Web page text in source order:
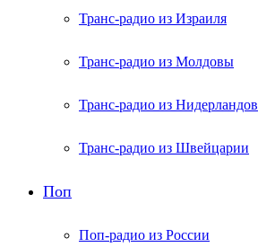
Транс-радио из Израиля
Транс-радио из Молдовы
Транс-радио из Нидерландов
Транс-радио из Швейцарии
Поп
Поп-радио из России